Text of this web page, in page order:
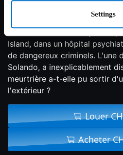
Settings
En 1954, le marshal Teddy
Chuck Aule sont envoyés
Island, dans un hôpital
de dangereux criminels. L'une
Solando, a inexplicablement
meurtrière a-t-elle pu sortir
l'extérieur ?
Louer
Acheter